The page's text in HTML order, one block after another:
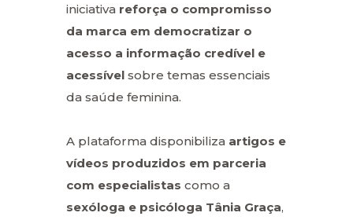
iniciativa reforça o compromisso
da marca em democratizar o
acesso a informação credível e
acessível sobre temas essenciais
da saúde feminina.
A plataforma disponibiliza artigos e
vídeos produzidos em parceria
com especialistas como a
sexóloga e psicóloga Tânia Graça,